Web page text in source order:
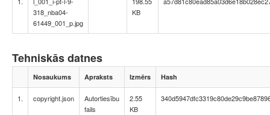
318_nba04-
61449_001_p.jpg
KB
Tehniskās datnes
Nosaukums Apraksts Izmērs Hash
1. copyright.json
Autortiesību
fails
2.55
KB